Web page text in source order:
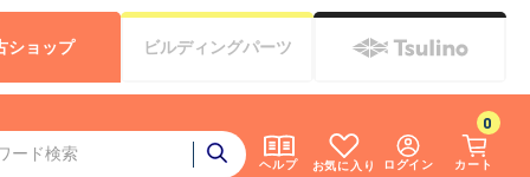
ヘルプ お気に入り ログイン カート
0
ショップ ビルディングパーツ